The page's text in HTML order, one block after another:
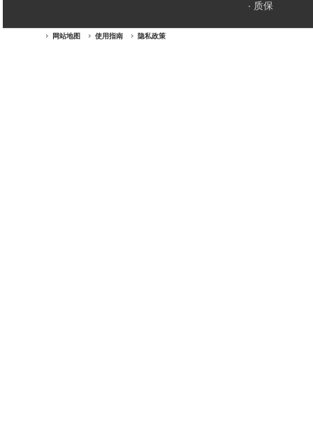
质保
网站地图 使用指南 隐私政策